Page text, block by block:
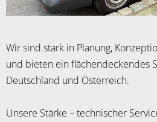
Wir sind stark in Planung,
und bieten ein flächendeckendes
Deutschland und Österreich.
Unsere Stärke – technischer